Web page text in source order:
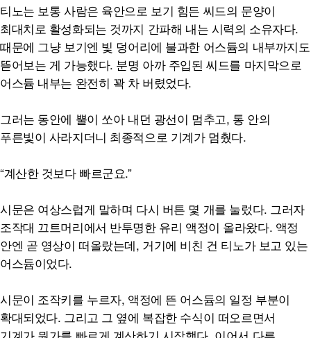
티노는 보통 사람은 육안으로 보기 힘든 씨드의 문양이
최대치로 활성화되는 것까지 간파해 내는 시력의 소유자다.
때문에 그냥 보기엔 빛 덩어리에 불과한 어스듐의 내부까지도
뜯어보는 게 가능했다. 분명 아까 주입된 씨드를 마지막으로
어스듐 내부는 완전히 꽉 차 버렸었다.
그러는 동안에 뿔이 쏘아 내던 광선이 멈추고, 통 안의
푸른빛이 사라지더니 최종적으로 기계가 멈췄다.
“계산한 것보다 빠르군요.”
시문은 여상스럽게 말하며 다시 버튼 몇 개를 눌렀다. 그러자
조작대 끄트머리에서 반투명한 유리 액정이 올라왔다. 액정
안엔 곧 영상이 떠올랐는데, 거기에 비친 건 티노가 보고 있는
어스듐이었다.
시문이 조작키를 누르자, 액정에 뜬 어스듐의 일정 부분이
확대되었다. 그리고 그 옆에 복잡한 수식이 떠오르면서